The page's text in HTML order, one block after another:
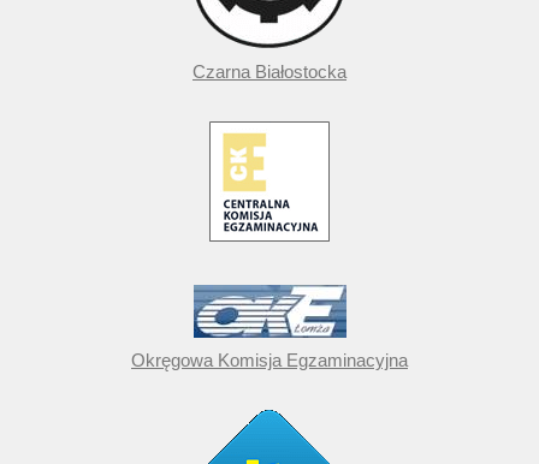
Czarna Białostocka
Okręgowa Komisja Egzaminacyjna